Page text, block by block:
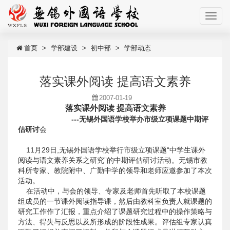
首页 学部建设 初中部 学部动态
落实课外阅读 提高语文素养
2007-01-19
落实课外阅读 提高语文素养
---无锡外国语学校举办市级立项课题中期评
估研讨会
11月29日,无锡外国语学校举行市级立项课题“中学生课外
阅读与语文素养关系之研究”的中期评估研讨活动。无锡市教
科所专家、教院附中、广勤中学的领导和老师应邀参加了本次
活动。
在活动中，与会的领导、专家及老师首先听取了本校课题
组成员的一节课外阅读指导课，然后由教科室负责人就课题的
研究工作作了汇报，重点介绍了课题研究过程中的操作策略与
方法、得失与反思以及所形成的阶段性成果。评估组专家认真